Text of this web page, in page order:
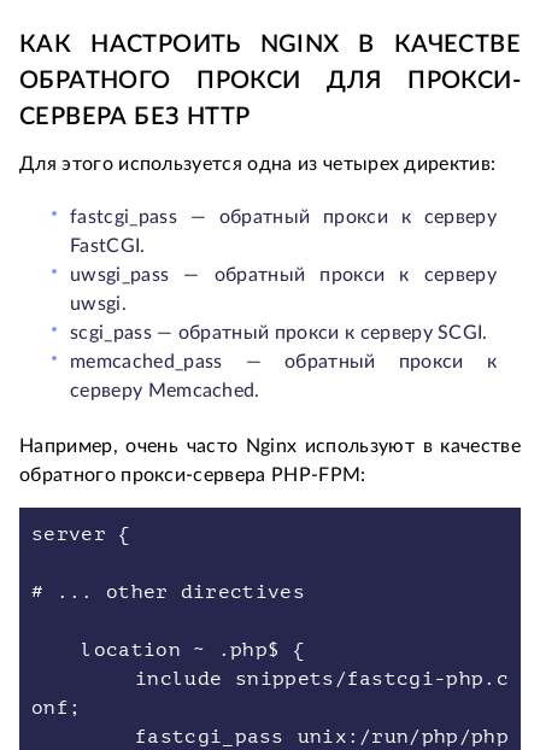
КАК НАСТРОИТЬ NGINX В КАЧЕСТВЕ
ОБРАТНОГО ПРОКСИ ДЛЯ ПРОКСИ-
СЕРВЕРА БЕЗ HTTP
Для этого используется одна из четырех директив:
fastcgi_pass — обратный прокси к серверу
FastCGI.
uwsgi_pass — обратный прокси к серверу
uwsgi.
scgi_pass — обратный прокси к серверу SCGI.
memcached_pass — обратный прокси к
серверу Memcached.
Например, очень часто Nginx используют в качестве
обратного прокси-сервера PHP-FPM:
server {
# ... other directives
location ~ .php$ {
include snippets/fastcgi-php.c
onf;
fastcgi_pass unix:/run/php/php